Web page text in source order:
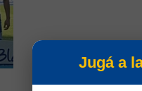
Jugá a